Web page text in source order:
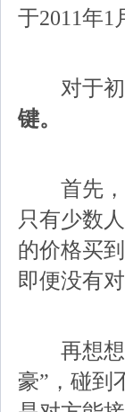
于2011年1
对于初
键。
首先，
只有少数
的价格买
即便没有
再想想
豪”，碰到